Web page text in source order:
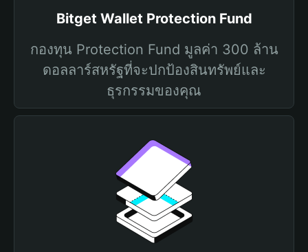
Bitget Wallet Protection Fund
กองทุน Protection Fund มูลค่า 300 ล้าน
ดอลลาร์สหรัฐที่จะปกป้องสินทรัพย์และ
ธุรกรรมของคุณ